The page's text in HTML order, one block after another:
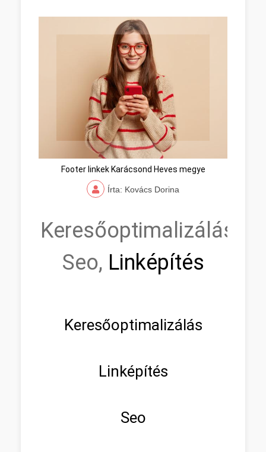
Footer linkek Karácsond Heves megye
Írta: Kovács Dorina
Keresőoptimalizálás,
Seo, Linképítés
Keresőoptimalizálás
Linképítés
Seo